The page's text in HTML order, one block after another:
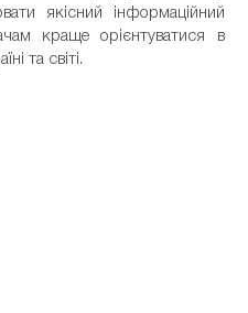
якісний інформаційний
краще орієнтуватися в
та світі.